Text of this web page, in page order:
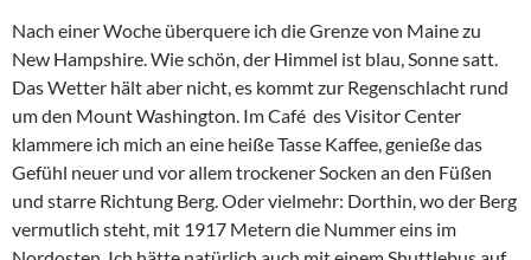
Nach einer Woche überquere ich die Grenze von Maine zu
New Hampshire. Wie schön, der Himmel ist blau, Sonne satt.
Das Wetter hält aber nicht, es kommt zur Regenschlacht rund
um den Mount Washington. Im Café des Visitor Center
klammere ich mich an eine heiße Tasse Kaffee, genieße das
Gefühl neuer und vor allem trockener Socken an den Füßen
und starre Richtung Berg. Oder vielmehr: Dorthin, wo der Berg
vermutlich steht, mit 1917 Metern die Nummer eins im